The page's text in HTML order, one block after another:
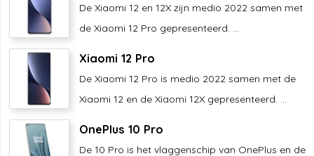
De Xiaomi 12 en 12X zijn medio 2022 samen met
de Xiaomi 12 Pro gepresenteerd. ...
Xiaomi 12 Pro
De Xiaomi 12 Pro is medio 2022 samen met de
Xiaomi 12 en de Xiaomi 12X gepresenteerd. ...
OnePlus 10 Pro
De 10 Pro is het vlaggenschip van OnePlus en de